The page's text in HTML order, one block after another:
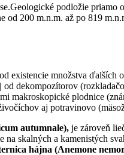
podložie priamo
od 200 m.n.m. až po 819
existencie množstva ďalších
dekompozítorov
makroskopické plodnice
aj potravinovo
autumnale), je zároveň
na skalných a kamenistých
hájna (Anemone